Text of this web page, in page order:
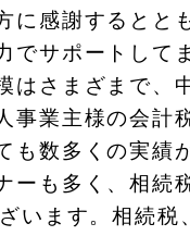
に感謝するとと
でサポートして
はさまざまで、
事業主様の会計
も数多くの実績
ーも多く、相続
います。相続税